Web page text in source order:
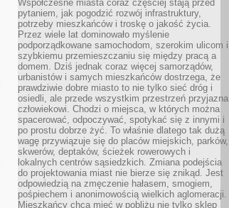
Współczesne miasta coraz częściej stają przed
pytaniem, jak pogodzić rozwój infrastruktury,
potrzeby mieszkańców i troskę o jakość życia.
Przez wiele lat dominowało myślenie
podporządkowane samochodom, szerokim ulicom i
szybkiemu przemieszczaniu się między pracą a
domem. Dziś jednak coraz więcej samorządów,
urbanistów i samych mieszkańców dostrzega, że
prawdziwie dobre miasto to nie tylko sieć dróg i
osiedli, ale przede wszystkim przestrzeń przyjazna
człowiekowi. Chodzi o miejsca, w których można
spacerować, odpoczywać, spotykać się z innymi i
po prostu dobrze żyć. To właśnie dlatego tak dużą
wagę przywiązuje się do placów miejskich, parków,
skwerów, deptaków, ścieżek rowerowych i
lokalnych centrów sąsiedzkich. Zmiana podejścia
do projektowania miast nie bierze się znikąd. Jest
odpowiedzią na zmęczenie hałasem, smogiem,
pośpiechem i anonimowością wielkich aglomeracji.
Mieszkańcy chcą mieć w pobliżu nie tylko sklep